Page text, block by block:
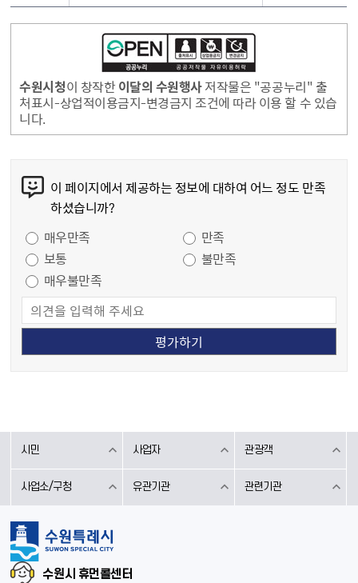
수원시청이 창작한 이달의 수원행사저작물은 "공공누리" 출
처표시-상업적이용금지-변경금지 조건에 따라 이용 할 수 있습
니다.
이 페이지에서 제공하는 정보에 대하여 어느 정도 만족
하셨습니까?
매우만족
만족
보통
불만족
매우불만족
시민 사업자 관광객
사업소/구청 유관기관 관련기관
수원시 휴먼콜센터